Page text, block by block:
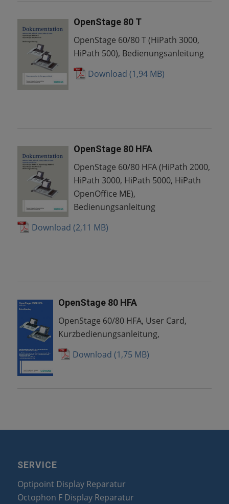
OpenStage 80 T
OpenStage 60/80 T (HiPath 3000,
HiPath 500), Bedienungsanleitung
Download
OpenStage 80 HFA
OpenStage 60/80 HFA (HiPath 2000,
HiPath 3000, HiPath 5000, HiPath
OpenOffice ME),
Bedienungsanleitung
Download
OpenStage 80 HFA
OpenStage 60/80 HFA, User Card,
Kurzbedienungsanleitung,
Download
SERVICE
Optipoint Display Reparatur
Octophon F Display Reparatur